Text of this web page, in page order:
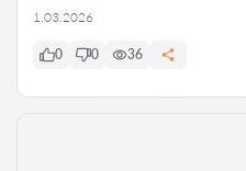
1.03.2026
0 0 36